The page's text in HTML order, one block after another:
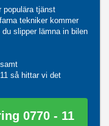
populära tjänst
tekniker kommer
slipper lämna in bilen
så hittar vi det
0770 - 11